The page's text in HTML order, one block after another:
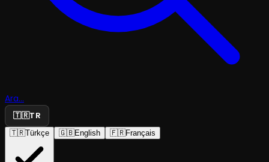
Ara...
🇹🇷TR
🇹🇷Türkçe 🇬🇧English 🇫🇷Français